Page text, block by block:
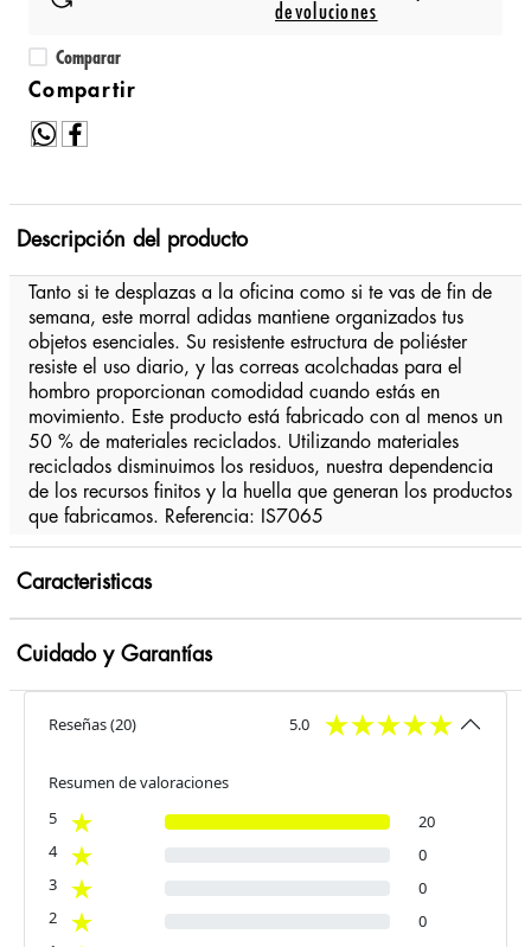
devoluciones
Comparar
Descripción del producto
Tanto si te desplazas a la oficina como si te vas de fin de
semana, este morral adidas mantiene organizados tus
objetos esenciales. Su resistente estructura de poliéster
resiste el uso diario, y las correas acolchadas para el
hombro proporcionan comodidad cuando estás en
movimiento. Este producto está fabricado con al menos un
50 % de materiales reciclados. Utilizando materiales
reciclados disminuimos los residuos, nuestra dependencia
de los recursos finitos y la huella que generan los productos
que fabricamos. Referencia: IS7065
Caracteristicas
Cuidado y Garantías
Reseñas(20) 5.0
Resumen de valoraciones
5
20
4
0
3
0
2
0